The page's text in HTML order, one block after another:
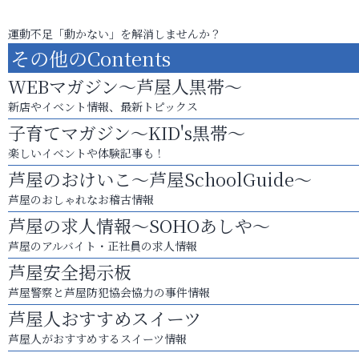
運動不足「動かない」を解消しませんか？
その他のContents
WEBマガジン～芦屋人黒帯～
新店やイベント情報、最新トピックス
子育てマガジン～KID's黒帯～
楽しいイベントや体験記事も！
芦屋のおけいこ～芦屋SchoolGuide～
芦屋のおしゃれなお稽古情報
芦屋の求人情報～SOHOあしや～
芦屋のアルバイト・正社員の求人情報
芦屋安全掲示板
芦屋警察と芦屋防犯協会協力の事件情報
芦屋人おすすめスイーツ
芦屋人がおすすめするスイーツ情報